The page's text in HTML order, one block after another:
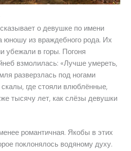
о девушке по имени
юношу из враждебного рода. Их
убежали в горы. Погоня
взмолилась: «Лучше умереть,
разверзлась под ногами
где стояли влюблённые,
тысячу лет, как слёзы девушки
романтичная. Якобы в этих
поклонялось водяному духу.